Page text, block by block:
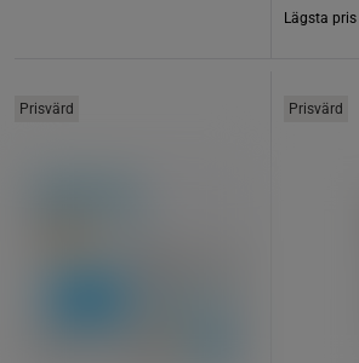
Lägsta pris
Prisvärd Prisvärd